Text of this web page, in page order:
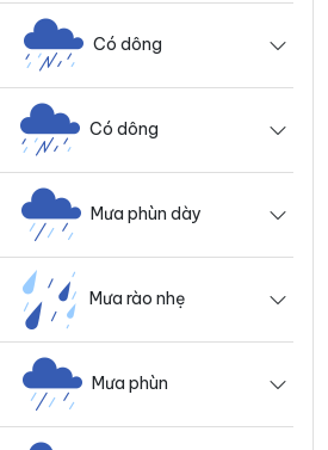
Có dông
Có dông
Mưa phùn dày
Mưa rào nhẹ
Mưa phùn